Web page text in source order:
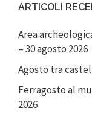
ARTICOLI
Area
– 30 agosto 2026
Agosto tra
Ferragosto al
2026